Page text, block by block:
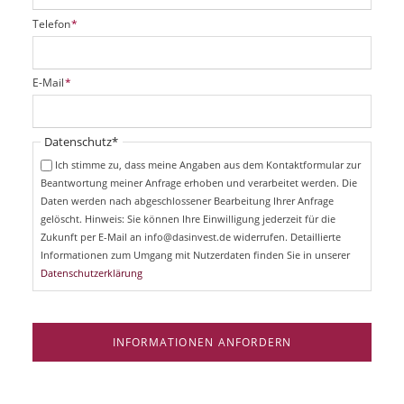
P
f
i
c
t
f
Telefon*
P
f
i
E-Mail*
Pflichtfeld
Datenschutz*
Ich stimme zu, dass meine Angaben aus dem Kontaktformular zur
Beantwortung meiner Anfrage erhoben und verarbeitet werden. Die
Daten werden nach abgeschlossener Bearbeitung Ihrer Anfrage
gelöscht. Hinweis: Sie können Ihre Einwilligung jederzeit für die
Zukunft per E-Mail an info@dasinvest.de widerrufen. Detaillierte
Informationen zum Umgang mit Nutzerdaten finden Sie in unserer
Datenschutzerklärung
INFORMATIONEN ANFORDERN